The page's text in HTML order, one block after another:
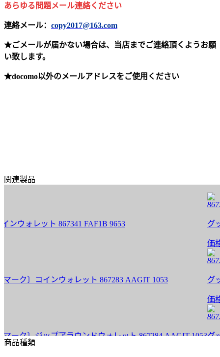
あらゆる問題メール連絡ください
連絡メール： copy2017@163.com
★ごメールが届かない場合は、当店までご連絡頂くようお願
い致します。
★docomo以外のメールアドレスをご使用ください
関連製品
ォレット 867341 FAF1B 9653
〕コインウォレット 867283 AAGIT 1053
〕ジップアラウンドウォレット 867284 AAGIT 1053
867341
グッチ
価格:
867283
グッチ
価格:
867284
グッチ
商品種類